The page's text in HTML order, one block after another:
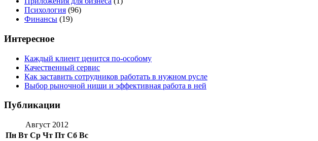
Психология (96)
Финансы (19)
Интересное
Каждый клиент ценится по-особому
Качественный сервис
Как заставить сотрудников работать в нужном русле
Выбор рыночной ниши и эффективная работа в ней
Публикации
Август 2012
Пн Вт Ср Чт Пт Сб Вс